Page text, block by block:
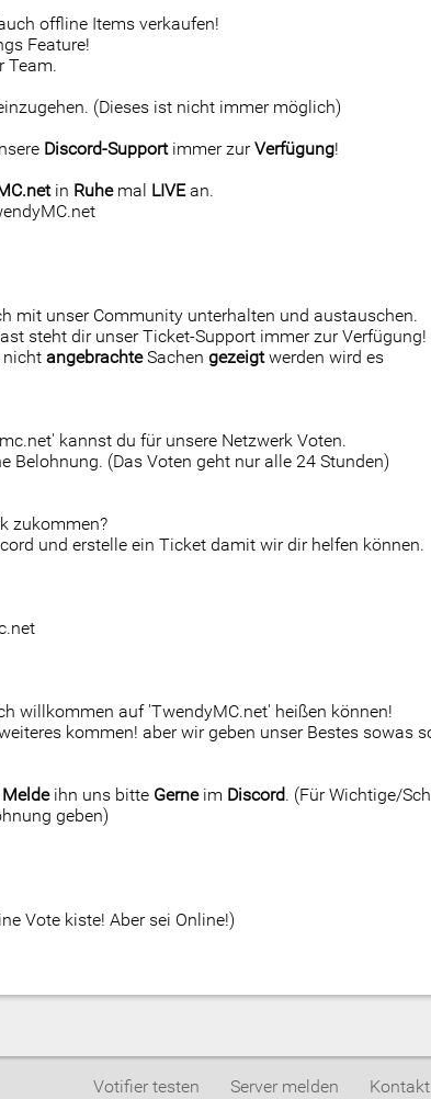
offline Items verkaufen!
Feature!
Team.
(Dieses ist nicht immer möglich)
Discord-Supportimmer zurVerfügung!
in Ruhe mal LIVEan.
mit unser Community unterhalten und austauschen.
steht dir unser Ticket-Support immer zur Verfügung!
nicht angebrachteSachen gezeigtwerden wird es
kannst du für unsere Netzwerk Voten.
Belohnung. (Das Voten geht nur alle 24 Stunden)
zukommen?
und erstelle ein Ticket damit wir dir helfen können.
willkommen auf 'TwendyMC.net' heißen können!
kommen! aber wir geben unser Bestes sowas
Melde ihn uns bitte Gerne im Discord. (Für Wichtige/
geben)
Vote kiste! Aber sei Online!)
Votifier testen Server melden Kontakt